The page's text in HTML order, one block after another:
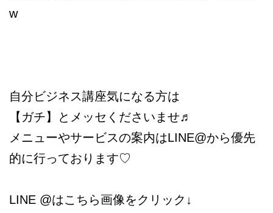
w
自分ビジネス講座気になる方は
【ガチ】とメッセくださいませ♬
メニューやサービスの案内はLINE@から優先
的に行っております♡
LINE @はこちら画像をクリック↓